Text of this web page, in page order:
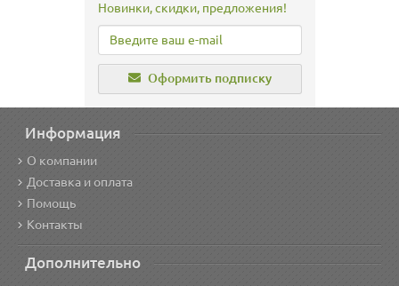
Новинки, скидки, предложения!
Оформить подписку
Информация
О компании
Доставка и оплата
Помощь
Контакты
Дополнительно